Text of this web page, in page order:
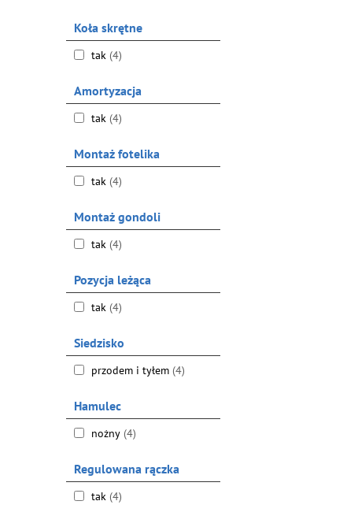
Koła skrętne
tak (4)
Amortyzacja
tak (4)
Montaż fotelika
tak (4)
Montaż gondoli
tak (4)
Pozycja leżąca
tak (4)
Siedzisko
przodem i tyłem (4)
Hamulec
nożny (4)
Regulowana rączka
tak (4)